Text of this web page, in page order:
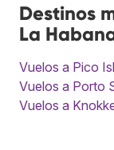
Destinos
La
Vuelos a Pico
Vuelos a Porto
Vuelos a